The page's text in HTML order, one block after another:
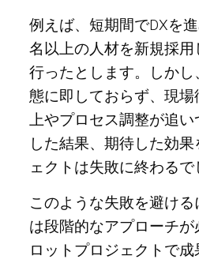
例えば、短期間でDXを
名以上の人材を新規採
行ったとします。しか
態に即しておらず、現場
上やプロセス調整が追
した結果、期待した効
ェクトは失敗に終わるで
このような失敗を避け
は段階的なアプローチ
ロットプロジェクトで